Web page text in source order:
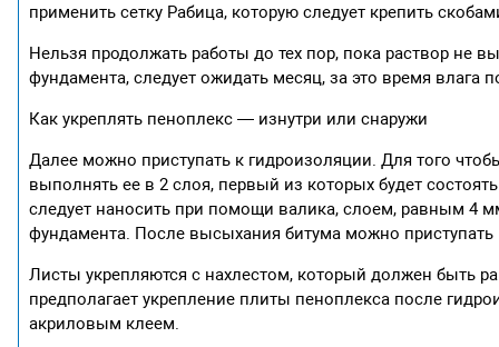
применить сетку Рабица, которую следует крепить
Нельзя продолжать работы до тех пор, пока раствор не
фундамента, следует ожидать месяц, за это время влага
Как укреплять пеноплекс — изнутри или снаружи
Далее можно приступать к гидроизоляции. Для того
выполнять ее в 2 слоя, первый из которых будет
следует наносить при помощи валика, слоем, равным 4
фундамента. После высыхания битума можно
Листы укрепляются с нахлестом, который должен быть
предполагает укрепление плиты пеноплекса после
акриловым клеем.